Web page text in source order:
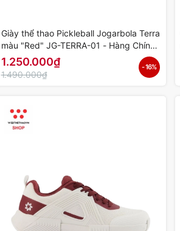
Giày thể thao Pickleball Jogarbola Terra
màu "Red" JG-TERRA-01 - Hàng Chính
Hãng
1.250.000₫
1.490.000₫
- 16%